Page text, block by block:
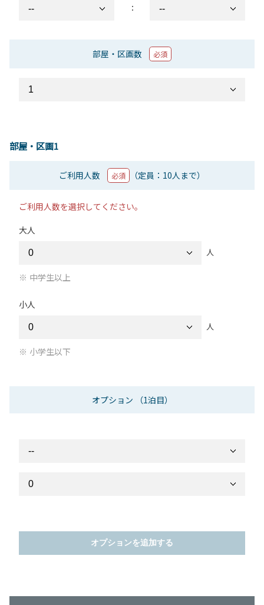
：
部屋・区画数 必須
部屋・区画1
ご利用人数 必須 （定員：10人まで）
ご利用人数を選択してください。
大人
人
中学生以上
小人
人
小学生以下
オプション （1泊目）
オプションを追加する